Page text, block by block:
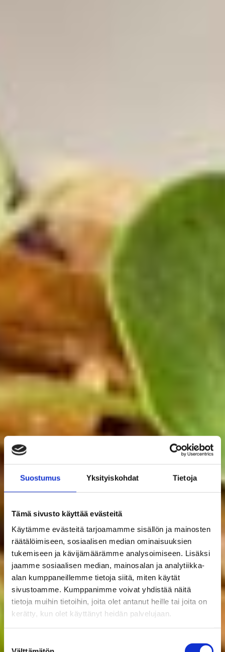
Suostumus Yksityiskohdat Tietoja
Tämä sivusto käyttää evästeitä
Käytämme evästeitä tarjoamamme sisällön ja mainosten
räätälöimiseen, sosiaalisen median ominaisuuksien
tukemiseen ja kävijämäärämme analysoimiseen. Lisäksi
jaamme sosiaalisen median, mainosalan ja analytiikka-
alan kumppaneillemme tietoja siitä, miten käytät
sivustoamme. Kumppanimme voivat yhdistää näitä
tietoja muihin tietoihin, joita olet antanut heille tai joita on
kerätty, kun olet käyttänyt heidän palvelujaan.